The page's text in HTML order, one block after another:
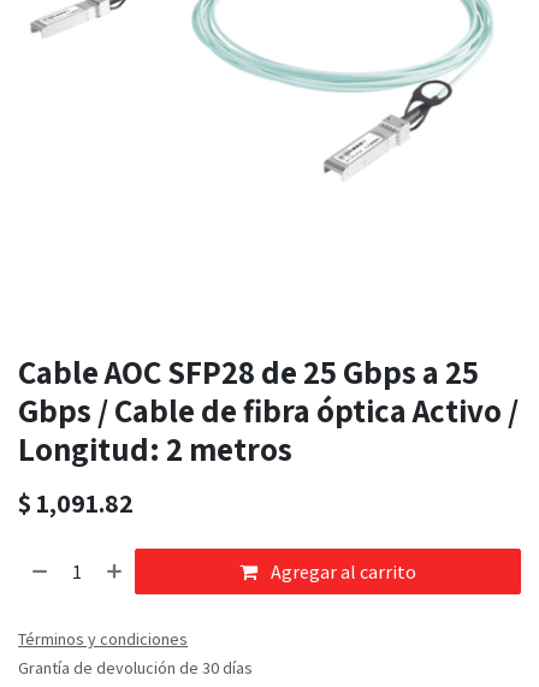
Cable AOC SFP28 de 25 Gbps a 25
Gbps / Cable de fibra óptica Activo /
Longitud: 2 metros
$ 1,091.82
Agregar al carrito
Términos y condiciones
Grantía de devolución de 30 días